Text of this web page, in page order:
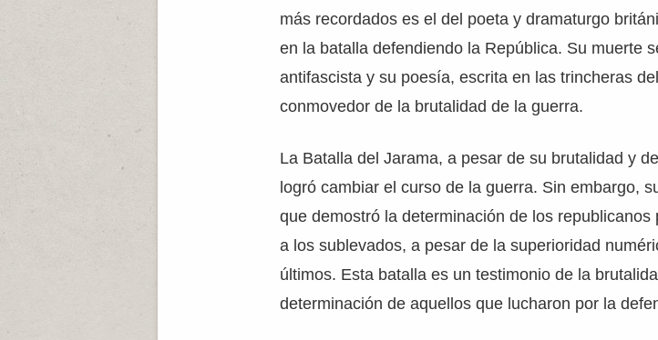
más recordados es el del poeta y dramaturgo
en la batalla defendiendo la República. Su muerte
antifascista y su poesía, escrita en las trincheras
conmovedor de la brutalidad de la guerra.
La Batalla del Jarama, a pesar de su brutalidad y
logró cambiar el curso de la guerra. Sin embargo,
que demostró la determinación de los
a los sublevados, a pesar de la superioridad
últimos. Esta batalla es un testimonio de la
determinación de aquellos que lucharon por la